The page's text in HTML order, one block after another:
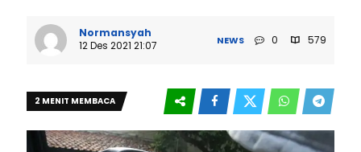
Normansyah
12 Des 2021 21:07
NEWS 0 579
2 MENIT MEMBACA